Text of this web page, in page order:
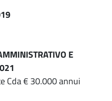
E
Cda € 30.000 annui